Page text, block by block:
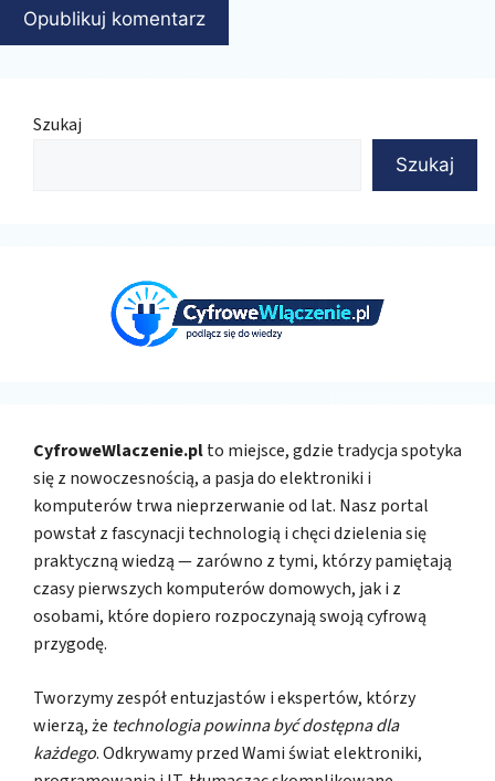
Szukaj
Szukaj
CyfroweWlaczenie.plto miejsce, gdzie tradycja spotyka
się z nowoczesnością, a pasja do elektroniki i
komputerów trwa nieprzerwanie od lat. Nasz portal
powstał z fascynacji technologią i chęci dzielenia się
praktyczną wiedzą — zarówno z tymi, którzy pamiętają
czasy pierwszych komputerów domowych, jak i z
osobami, które dopiero rozpoczynają swoją cyfrową
przygodę.
Tworzymy zespół entuzjastów i ekspertów, którzy
wierzą, że technologia powinna być dostępna dla
każdego. Odkrywamy przed Wami świat elektroniki,